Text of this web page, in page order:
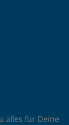
alles für Deine